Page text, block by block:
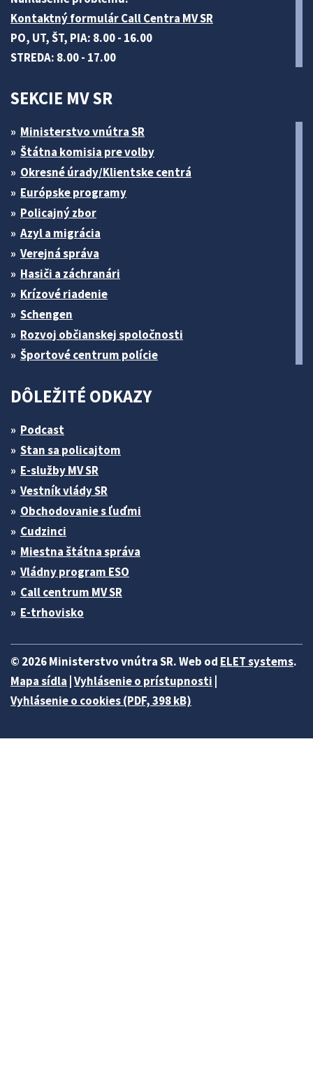
Kontaktný formulár Call Centra MV SR
PO, UT, ŠT, PIA: 8.00 - 16.00
STREDA: 8.00 - 17.00
SEKCIE MV SR
Ministerstvo vnútra SR
Štátna komisia pre volby
Okresné úrady/Klientske centrá
Európske programy
Policajný zbor
Azyl a migrácia
Verejná správa
Hasiči a záchranári
Krízové riadenie
Schengen
Rozvoj občianskej spoločnosti
Športové centrum polície
DÔLEŽITÉ ODKAZY
Podcast
Stan sa policajtom
E-služby MV SR
Vestník vlády SR
Obchodovanie s ľuďmi
Cudzinci
Miestna štátna správa
Vládny program ESO
Call centrum MV SR
E-trhovisko
© 2026 Ministerstvo vnútra SR. Web od ELET systems.
Mapa sídla |Vyhlásenie o prístupnosti |
Vyhlásenie o cookies (PDF, 398 kB)